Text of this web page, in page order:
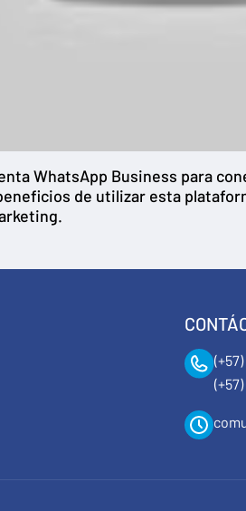
WhatsApp Business para
de utilizar esta